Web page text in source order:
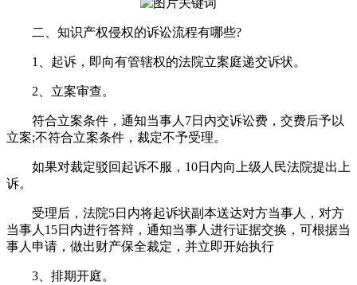
二、知识产权侵权的诉讼流程有哪些?
1、起诉，即向有管辖权的法院立案庭递交诉状。
2、立案审查。
符合立案条件，通知当事人7日内交诉讼费，交费后予以
立案;不符合立案条件，裁定不予受理。
如果对裁定驳回起诉不服，10日内向上级人民法院提出上
诉。
受理后，法院5日内将起诉状副本送达对方当事人，对方
当事人15日内进行答辩，通知当事人进行证据交换，可根据当
事人申请，做出财产保全裁定，并立即开始执行
3、排期开庭。